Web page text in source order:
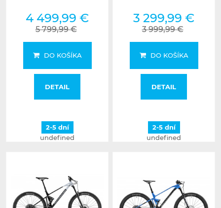
4 499,99 €
5 799,99 €
DO KOŠÍKA
DETAIL
2-5 dní
undefined
3 299,99 €
3 999,99 €
DO KOŠÍKA
DETAIL
2-5 dní
undefined